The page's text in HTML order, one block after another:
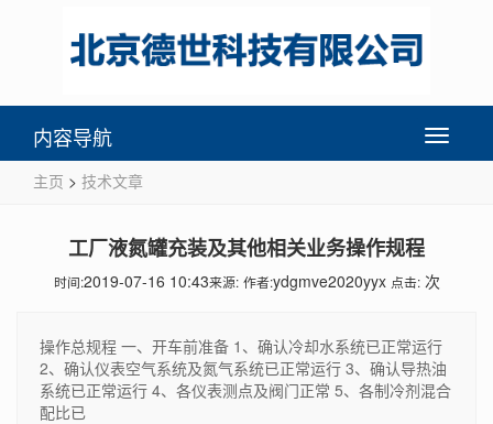
Toggle
内容导航
主页 > 技术文章
工厂液氮罐充装及其他相关业务操作规程
时间:2019-07-16 10:43来源: 作者:ydgmve2020yyx 点击: 次
操作总规程 一、开车前准备 1、确认冷却水系统已正常运行
2、确认仪表空气系统及氮气系统已正常运行 3、确认导热油
系统已正常运行 4、各仪表测点及阀门正常 5、各制冷剂混合
配比已